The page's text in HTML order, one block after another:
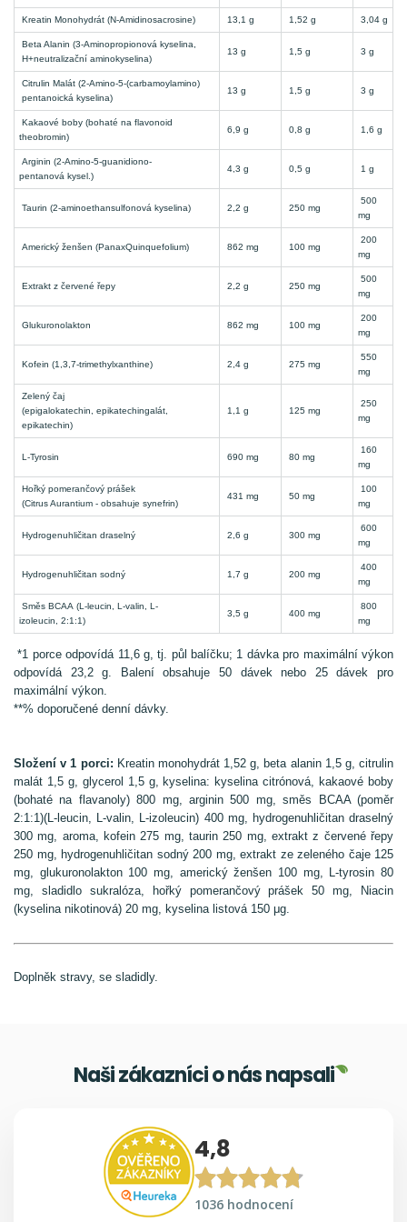
Kreatin Monohydrát (N-Amidinosacrosine) 13,1 g 1,52 g 3,04 g
Beta Alanin (3-Aminopropionová kyselina,
H+neutralizační aminokyselina)
13 g 1,5 g 3 g
Citrulin Malát (2-Amino-5-(carbamoylamino)
pentanoická kyselina)
13 g 1,5 g 3 g
Kakaové boby (bohaté na flavonoid
theobromin)
6,9 g 0,8 g 1,6 g
Arginin (2-Amino-5-guanidiono-
pentanová kysel.)
4,3 g 0,5 g 1 g
Taurin (2-aminoethansulfonová kyselina) 2,2 g 250 mg
500
mg
Americký ženšen (PanaxQuinquefolium) 862 mg 100 mg
200
mg
Extrakt z červené řepy 2,2 g 250 mg
500
mg
Glukuronolakton 862 mg 100 mg
200
mg
Kofein (1,3,7-trimethylxanthine) 2,4 g 275 mg
550
mg
Zelený čaj
(epigalokatechin, epikatechingalát,
epikatechin)
1,1 g 125 mg
250
mg
L-Tyrosin 690 mg 80 mg
160
mg
Hořký pomerančový prášek
(Citrus Aurantium - obsahuje synefrin)
431 mg 50 mg
100
mg
Hydrogenuhličitan draselný 2,6 g 300 mg
600
mg
Hydrogenuhličitan sodný 1,7 g 200 mg
400
mg
Směs BCAA (L-leucin, L-valin, L-
izoleucin, 2:1:1)
3,5 g 400 mg
800
mg
*1 porce odpovídá 11,6 g, tj. půl balíčku; 1 dávka pro maximální výkon
odpovídá 23,2 g. Balení obsahuje 50 dávek nebo 25 dávek pro
maximální výkon.
**% doporučené denní dávky.
Složení v 1 porci: Kreatin monohydrát 1,52 g, beta alanin 1,5 g, citrulin
malát 1,5 g, glycerol 1,5 g, kyselina: kyselina citrónová, kakaové boby
(bohaté na flavanoly) 800 mg, arginin 500 mg, směs BCAA (poměr
2:1:1)(L-leucin, L-valin, L-izoleucin) 400 mg, hydrogenuhličitan draselný
300 mg, aroma, kofein 275 mg, taurin 250 mg, extrakt z červené řepy
250 mg, hydrogenuhličitan sodný 200 mg, extrakt ze zeleného čaje 125
mg, glukuronolakton 100 mg, americký ženšen 100 mg, L-tyrosin 80
mg, sladidlo sukralóza, hořký pomerančový prášek 50 mg, Niacin
(kyselina nikotinová) 20 mg, kyselina listová 150 μg.
Doplněk stravy, se sladidly.
Naši zákazníci o nás napsali
4,8
1036 hodnocení